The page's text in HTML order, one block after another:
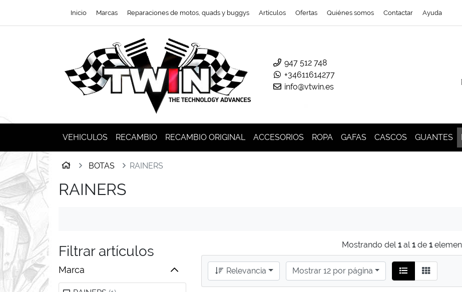
Inicio Marcas Reparaciones de motos, quads y buggys Artículos Ofertas Quiénes somos Contactar Ayuda
947 512 748
+34611614277
info@vtwin.es
VEHICULOS RECAMBIO RECAMBIO ORIGINAL ACCESORIOS ROPA GAFAS CASCOS GUANTES
InicioBOTAS RAINERS
RAINERS
Filtrar artículos
Marca
Mostrando del1al1de 1
Relevancia Mostrar 12 por página